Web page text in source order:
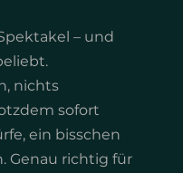
– und
nichts
sofort
ein bisschen
Genau richtig für